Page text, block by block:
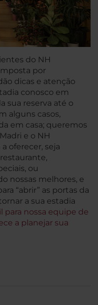
do NH
por
dicas e atenção
conosco em
sua reserva até o
alguns casos,
em casa; queremos
e o NH
oferecer, seja
ou
nossas melhores, e
“abrir” as portas da
a sua estadia
para nossa equipe de
a planejar sua